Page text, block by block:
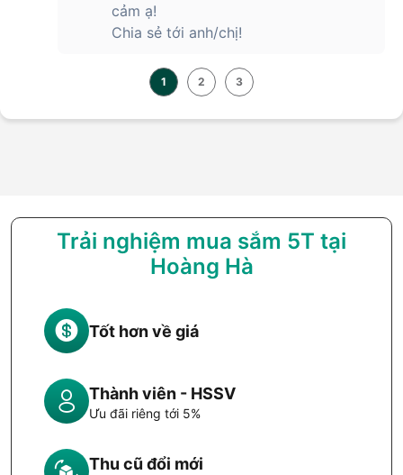
cảm ạ!
Chia sẻ tới anh/chị!
1 2 3
Trải nghiệm mua sắm 5T tại
Hoàng Hà
Tốt hơn về giá
Thành viên - HSSV
Ưu đãi riêng tới 5%
Thu cũ đổi mới